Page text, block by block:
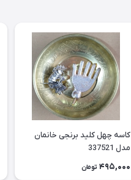
کاسه چهل کلید برنجی خانمان
مدل 337521
495,000 تومان